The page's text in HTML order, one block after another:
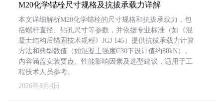
M20化学锚栓尺寸规格及抗拔承载力详解
本文详细解析M20化学锚栓的尺寸规格和抗拔承载力，包
括螺杆直径、钻孔尺寸等参数，并依据专业标准（如《混
凝土结构后锚固技术规程》JGJ 145）提供抗拔承载力计算
方法和典型数值（如混凝土强度C30下设计值约80kN）。
内容涵盖安装要点、性能影响因素及选型建议，适用于工
程技术人员参考。
2026年8月4日